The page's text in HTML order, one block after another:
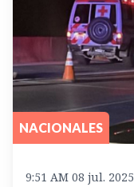
NACIONALES
9:51 AM 08 jul. 2025